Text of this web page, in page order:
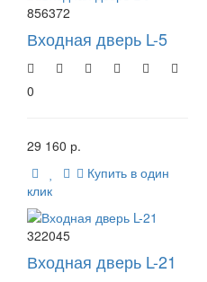
856372
Входная дверь L-5
0
29 160 р.
Купить в один
клик
322045
Входная дверь L-21